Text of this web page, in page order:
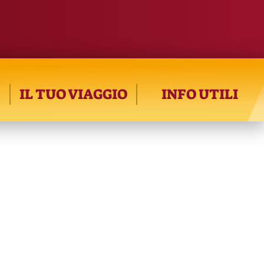
IL TUO VIAGGIO INFO UTILI